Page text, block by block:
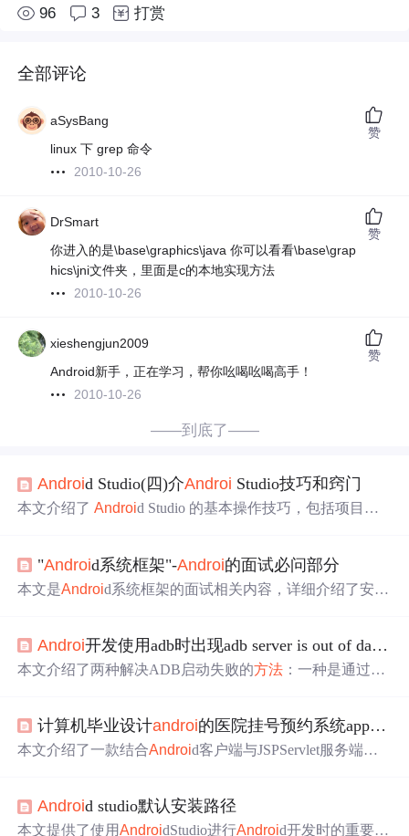
96 3 打赏
全部评论
aSysBang
linux 下 grep 命令
2010-10-26
赞
DrSmart
你进入的是\base\graphics\java 你可以看看\base\grap
hics\jni文件夹，里面是c的本地实现方法
2010-10-26
赞
xieshengjun2009
Android新手，正在学习，帮你吆喝吆喝高手！
2010-10-26
赞
——到底了——
Android Studio(四)介Androi Studio技巧和窍门
本文介绍了Android Studio 的基本操作技巧，包括项目结
"Android系统框架"-Androi的面试必问部分
本文是Android系统框架的面试相关内容，详细介绍了安卓
层的作用，还对比了Java虚拟机和Dalvik虚拟机。
Androi开发使用adb时出现adb server is out of date的解决
本文介绍了两种解决ADB启动失败的方法 ：一种是通过查
计算机毕业设计androi的医院挂号预约系统app(源码+系统+mysql数据库+Lw文档）
本文介绍了一款结合Android客户端与JSPServlet服务端的
与 Android技术栈实现跨平台操作。
Android studio默认安装路径
本文提供了使用AndroidStudio进行Android开发时的重要文